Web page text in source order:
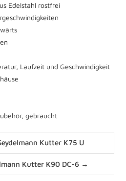
Edelstahl rostfrei
Laufzeit und Geschwindigkeit
gebraucht
Kutter K75 U
Kutter K90 DC-6 →